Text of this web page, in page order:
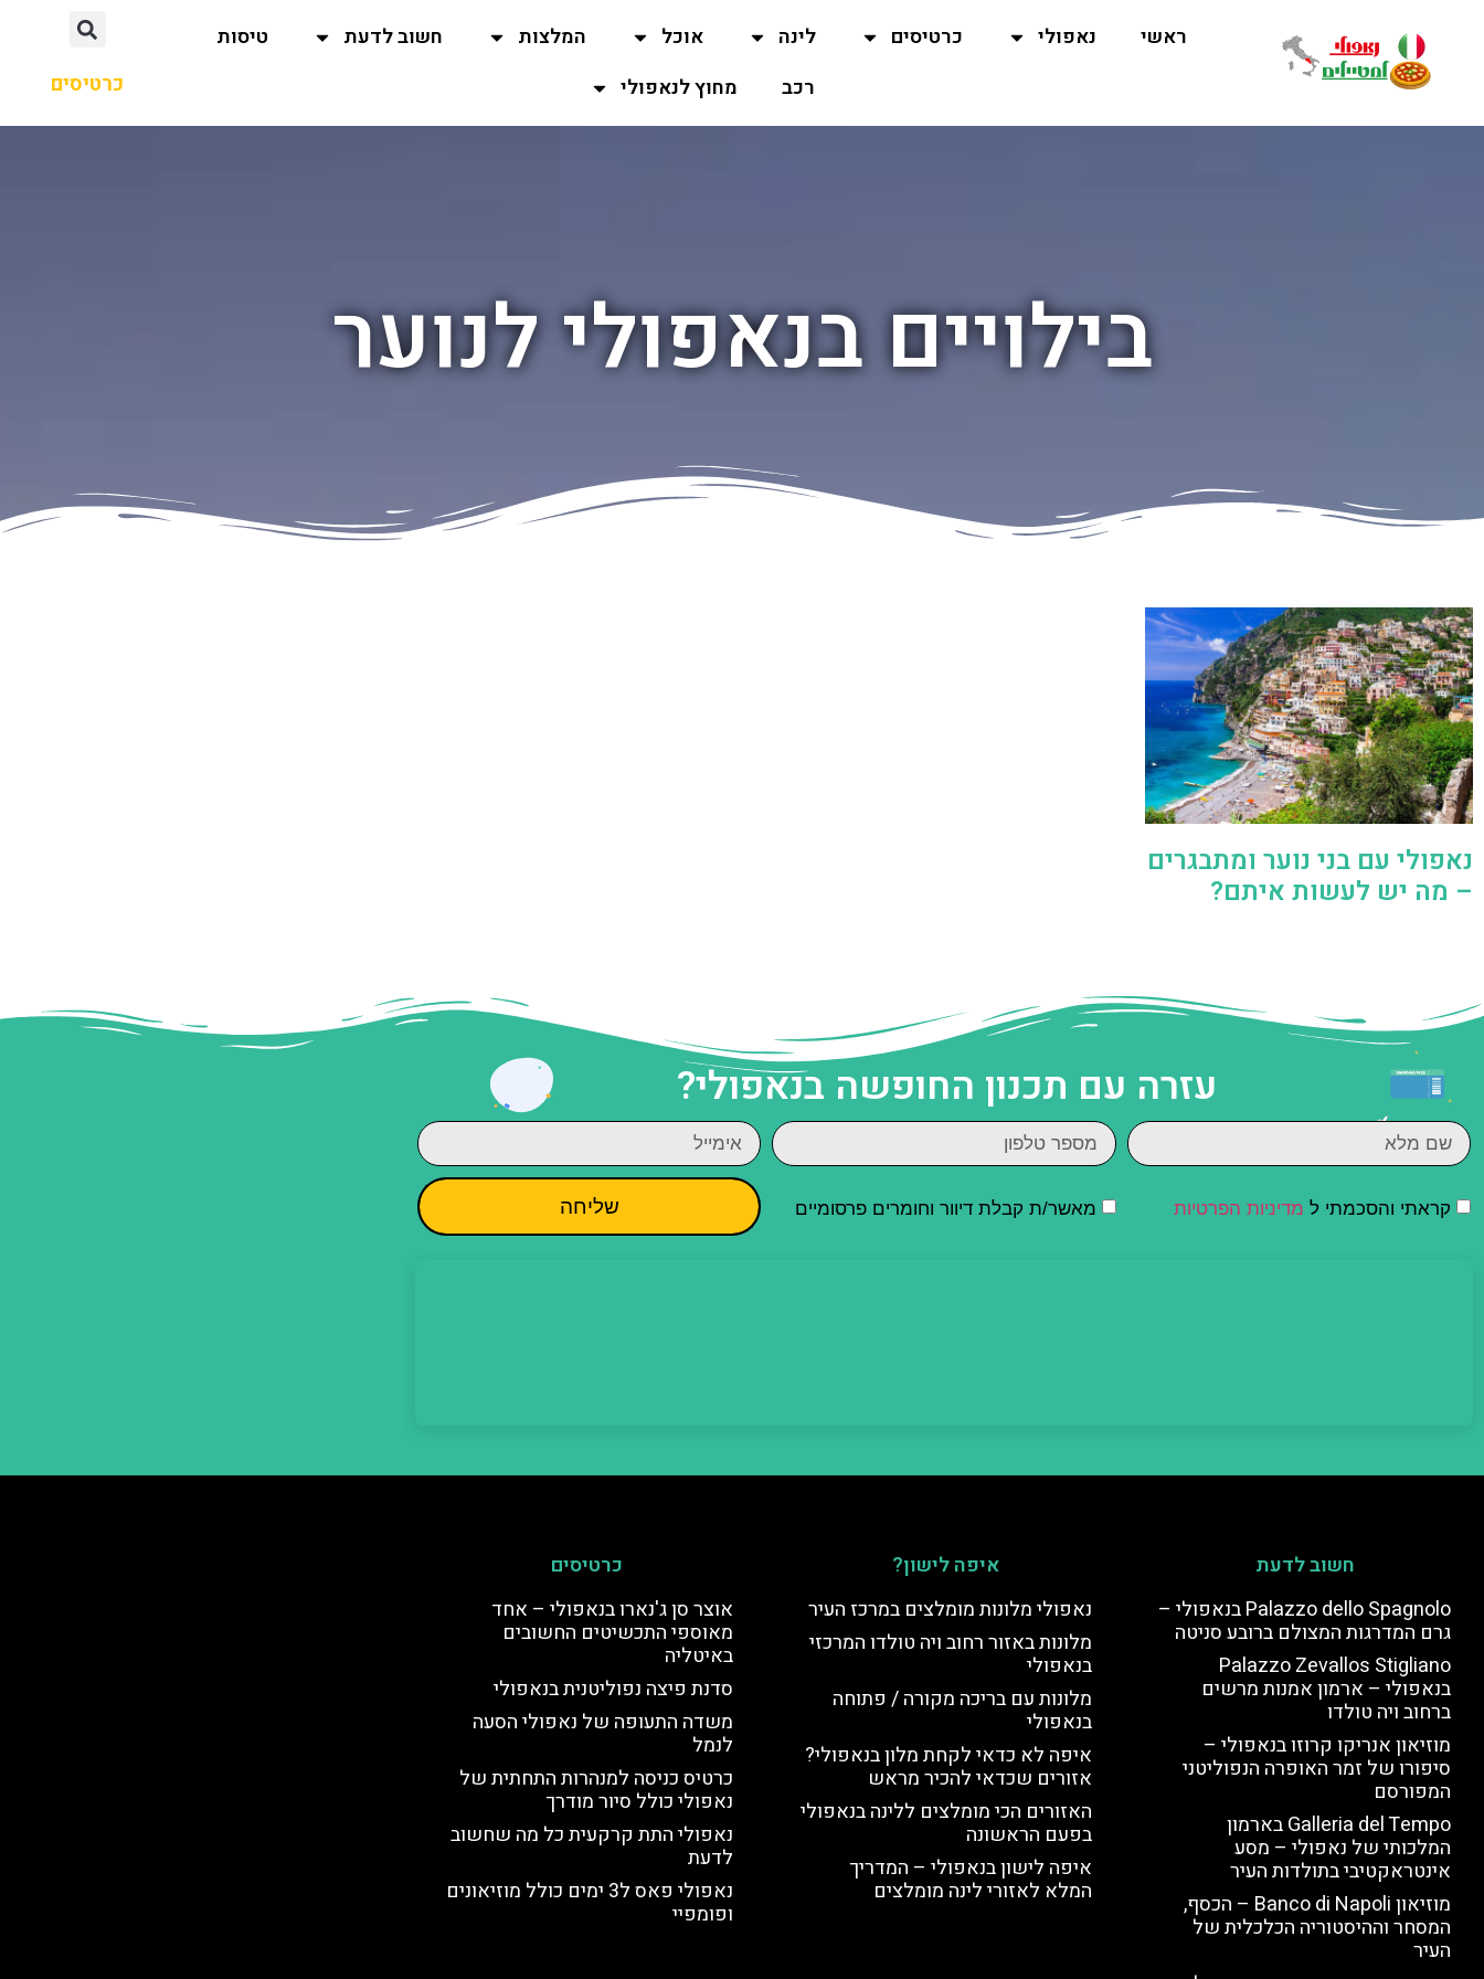
ראשי נאפולי כרטיסים לינה אוכל המלצות חשוב לדעת
טיסות
רכב
מחוץ לנאפולי כרטיסים
בילויים בנאפולי לנוער
נאפולי עם בני נוער ומתבגרים
– מה יש לעשות איתם?
עזרה עם תכנון החופשה בנאפולי?
קראתי והסכמתי ל מדיניות הפרטיות מאשר/ת קבלת דיוור וחומרים פרסומיים שליחה
חשוב לדעת
Palazzo dello Spagnolo בנאפולי –
גרם המדרגות המצולם ברובע סניטה
Palazzo Zevallos Stigliano
בנאפולי – ארמון אמנות מרשים
ברחוב ויה טולדו
מוזיאון אנריקו קרוזו בנאפולי –
סיפורו של זמר האופרה הנפוליטני
המפורסם
Galleria del Tempo בארמון
המלכותי של נאפולי – מסע
אינטראקטיבי בתולדות העיר
מוזיאון Banco di Napoli – הכסף,
המסחר וההיסטוריה הכלכלית של
העיר
איפה לישון?
נאפולי מלונות מומלצים במרכז העיר
מלונות באזור רחוב ויה טולדו המרכזי
בנאפולי
מלונות עם בריכה מקורה / פתוחה
בנאפולי
איפה לא כדאי לקחת מלון בנאפולי?
אזורים שכדאי להכיר מראש
האזורים הכי מומלצים ללינה בנאפולי
בפעם הראשונה
איפה לישון בנאפולי – המדריך
המלא לאזורי לינה מומלצים
כרטיסים
אוצר סן ג'נארו בנאפולי – אחד
מאוספי התכשיטים החשובים
באיטליה
סדנת פיצה נפוליטנית בנאפולי
משדה התעופה של נאפולי הסעה
לנמל
כרטיס כניסה למנהרות התחתית של
נאפולי כולל סיור מודרך
נאפולי התת קרקעית כל מה שחשוב
לדעת
נאפולי פאס ל3 ימים כולל מוזיאונים
ופומפיי